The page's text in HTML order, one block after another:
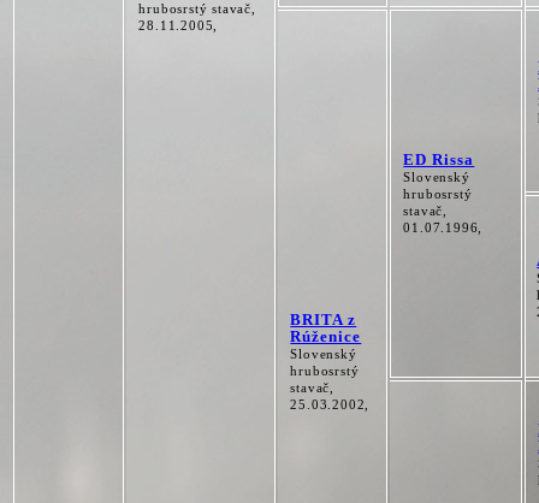
hrubosrstý stavač,
28.11.2005,
BRITA z
Rúženice
Slovenský
hrubosrstý
stavač,
25.03.2002,
ED Rissa
Slovenský
hrubosrstý
stavač,
01.07.1996,